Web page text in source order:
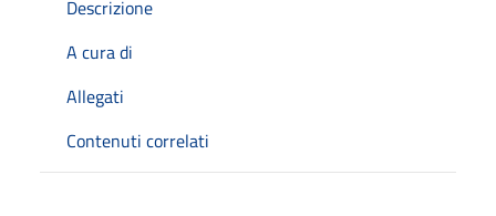
Descrizione
A cura di
Allegati
Contenuti correlati